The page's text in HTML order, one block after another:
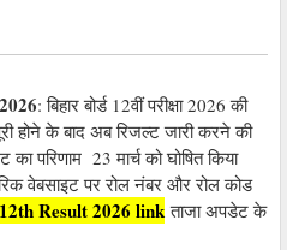
: बिहार बोर्ड 12वीं परीक्षा 2026 की
होने के बाद अब रिजल्ट जारी करने की
परिणाम 23 मार्च को घोषित किया
वेबसाइट पर रोल नंबर और रोल कोड
Result 2026 link ताजा अपडेट के